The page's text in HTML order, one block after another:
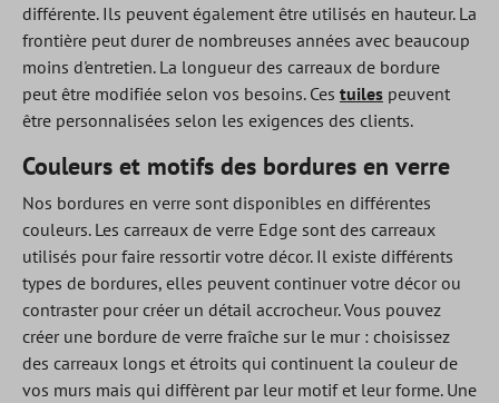
différente. Ils peuvent également être utilisés en hauteur. La
frontière peut durer de nombreuses années avec beaucoup
moins d'entretien. La longueur des carreaux de bordure
peut être modifiée selon vos besoins. Ces tuiles peuvent
être personnalisées selon les exigences des clients.
Couleurs et motifs des bordures en verre
Nos bordures en verre sont disponibles en différentes
couleurs. Les carreaux de verre Edge sont des carreaux
utilisés pour faire ressortir votre décor. Il existe différents
types de bordures, elles peuvent continuer votre décor ou
contraster pour créer un détail accrocheur. Vous pouvez
créer une bordure de verre fraîche sur le mur : choisissez
des carreaux longs et étroits qui continuent la couleur de
vos murs mais qui diffèrent par leur motif et leur forme. Une